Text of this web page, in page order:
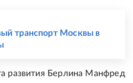
транспорт Москвы в
развития Берлина Манфред